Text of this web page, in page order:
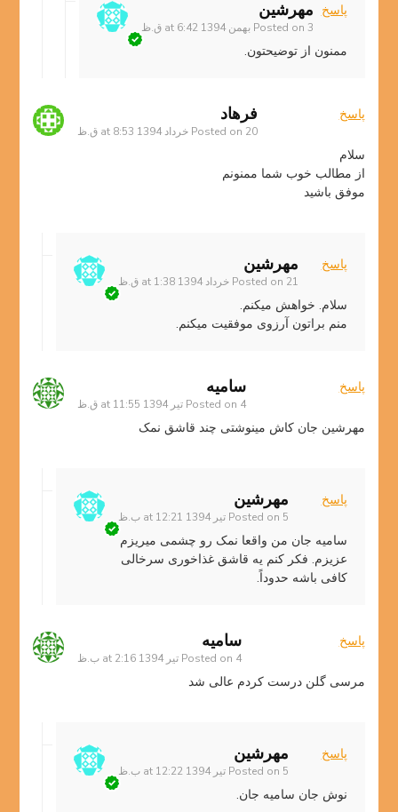
مهرشین
Posted on 3 بهمن 1394 at 6:42 ق.ظ
پاسخ
ممنون از توضیحتون.
فرهاد
Posted on 20 خرداد 1394 at 8:53 ق.ظ
پاسخ
سلام
از مطالب خوب شما ممنونم
موفق باشید
مهرشین
Posted on 21 خرداد 1394 at 1:38 ق.ظ
پاسخ
سلام. خواهش میکنم.
منم براتون آرزوی موفقیت میکنم.
سامیه
Posted on 4 تیر 1394 at 11:55 ق.ظ
پاسخ
مهرشین جان کاش مینوشتی چند قاشق نمک
مهرشین
Posted on 5 تیر 1394 at 12:21 ب.ظ
پاسخ
سامیه جان من واقعا نمک رو چشمی میریزم
عزیزم. فکر کنم یه قاشق غذاخوری سرخالی
کافی باشه حدوداً.
سامیه
Posted on 4 تیر 1394 at 2:16 ب.ظ
پاسخ
مرسی گلن درست کردم عالی شد
مهرشین
Posted on 5 تیر 1394 at 12:22 ب.ظ
پاسخ
نوش جان سامیه جان.